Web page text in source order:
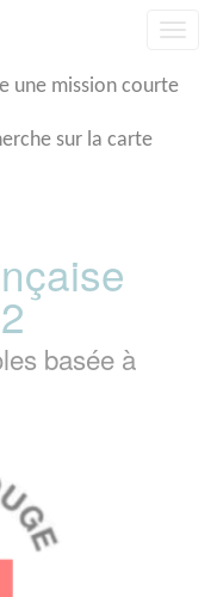
une mission courte
sur la carte
basée à